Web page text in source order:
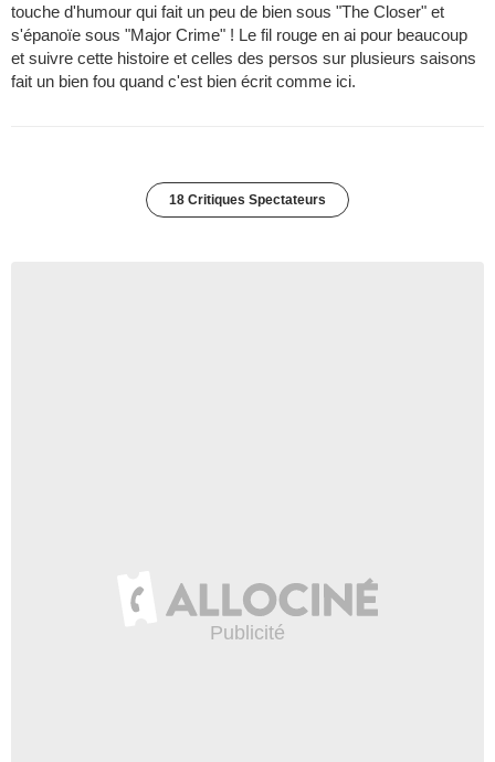
touche d'humour qui fait un peu de bien sous "The Closer" et
s'épanoïe sous "Major Crime" ! Le fil rouge en ai pour beaucoup
et suivre cette histoire et celles des persos sur plusieurs saisons
fait un bien fou quand c'est bien écrit comme ici.
18 Critiques Spectateurs